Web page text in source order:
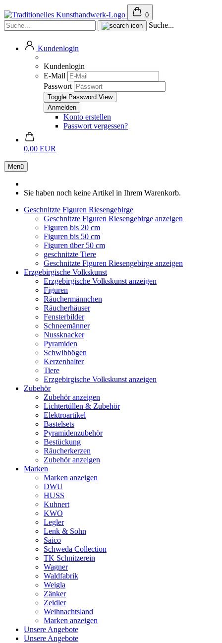
0
Suche...
Kundenlogin
Kundenlogin
E-Mail
Passwort
Toggle Password View
Konto erstellen
Passwort vergessen?
0,00 EUR
Menü
Sie haben noch keine Artikel in Ihrem Warenkorb.
Geschnitzte Figuren Riesengebirge
Geschnitzte Figuren Riesengebirge anzeigen
Figuren bis 20 cm
Figuren bis 50 cm
Figuren über 50 cm
geschnitzte Tiere
Geschnitzte Figuren Riesengebirge anzeigen
Erzgebirgische Volkskunst
Erzgebirgische Volkskunst anzeigen
Figuren
Räuchermännchen
Räucherhäuser
Fensterbilder
Schneemänner
Nussknacker
Pyramiden
Schwibbögen
Kerzenhalter
Tiere
Erzgebirgische Volkskunst anzeigen
Zubehör
Zubehör anzeigen
Lichtertüllen & Zubehör
Elektroartikel
Bastelsets
Pyramidenzubehör
Bestückung
Räucherkerzen
Zubehör anzeigen
Marken
Marken anzeigen
DWU
HUSS
Kuhnert
KWO
Legler
Lenk & Sohn
Saico
Schweda Collection
TK Schnitzerein
Wagner
Waldfabrik
Weigla
Zänker
Zeidler
Weihnachtsland
Marken anzeigen
Unsere Angebote
Unsere Angebote